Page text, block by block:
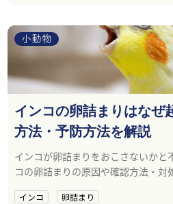
小動物
インコの卵詰まりはなぜ
方法・予防方法を解説
インコが卵詰まりをおこさないかと
コの卵詰まりの原因や確認方法・対
インコ 卵詰まり